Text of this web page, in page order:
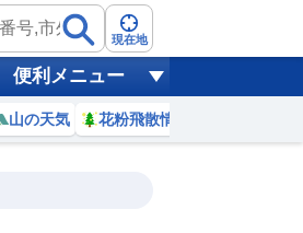
現在地
便利メニュー
山の天気 花粉飛散情報